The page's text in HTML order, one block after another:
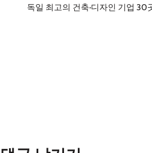
독일 최고의 건축·디자인 기업 30